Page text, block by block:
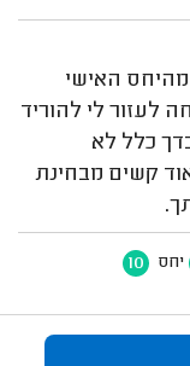
האישי
לעזור לי להוריד
כלל לא
קשים מבחינת
יחס 10